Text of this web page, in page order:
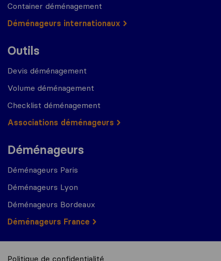
Container déménagement
Déménageurs internationaux
Outils
Devis déménagement
Volume déménagement
Checklist déménagement
Associations déménageurs
Déménageurs
Déménageurs Paris
Déménageurs Lyon
Déménageurs Bordeaux
Déménageurs France
Politique de confidentialité